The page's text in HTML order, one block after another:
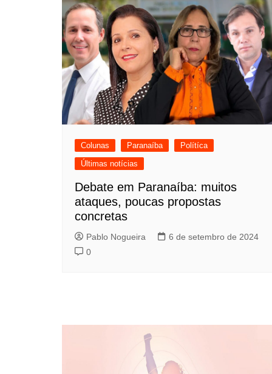
Colunas Paranaíba
Polítíca
Últimas notícias
Debate em Paranaíba: muitos
ataques, poucas propostas
concretas
Pablo Nogueira
6 de setembro de 2024
0